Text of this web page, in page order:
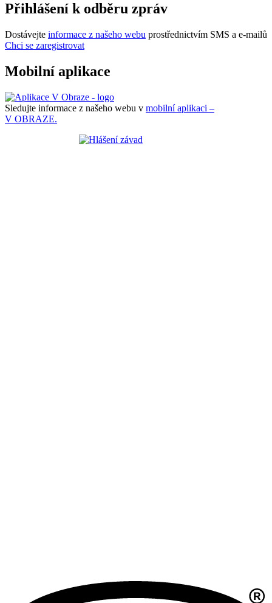
Přihlášení k odběru zpráv
Dostávejte informace z našeho webu prostřednictvím SMS a e-mailů
Chci se zaregistrovat
Mobilní aplikace
Sledujte informace z našeho webu v mobilní aplikaci –
V OBRAZE.